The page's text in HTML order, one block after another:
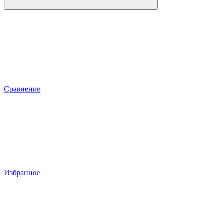
Сравнение
Избранное